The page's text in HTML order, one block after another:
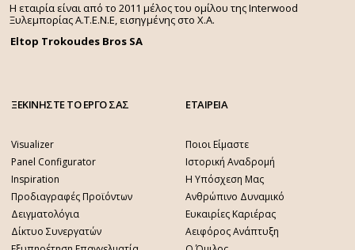
Η εταιρία είναι από το 2011 μέλος του ομίλου της Interwood
Ξυλεμπορίας Α.Τ.Ε.Ν.Ε, εισηγμένης στο Χ.A.
Eltop Trokoudes Bros SA
ΞΕΚΙΝΗΣΤΕ ΤΟ ΕΡΓΟ ΣΑΣ
Visualizer
Panel Configurator
Inspiration
Προδιαγραφές Προϊόντων
Δειγματολόγια
Δίκτυο Συνεργατών
ΕΤΑΙΡΕΙΑ
Ποιοι Είμαστε
Ιστορική Αναδρομή
Η Υπόσχεση Μας
Ανθρώπινο Δυναμικό
Ευκαιρίες Καριέρας
Αειφόρος Ανάπτυξη